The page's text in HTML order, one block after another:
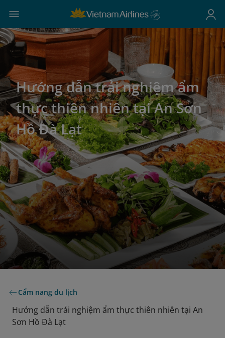
Hướng dẫn trải nghiệm ẩm
thực thiên nhiên tại An Sơn
Hồ Đà Lạt
Cẩm nang du lịch
Hướng dẫn trải nghiệm ẩm thực thiên nhiên tại An
Sơn Hồ Đà Lạt